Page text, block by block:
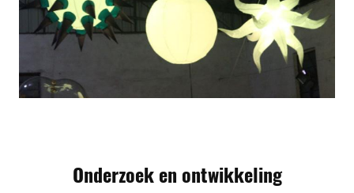
Onderzoek en ontwikkeling